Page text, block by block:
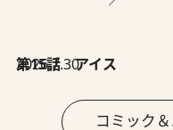
2026.7.30
第15話 アイス
コミック